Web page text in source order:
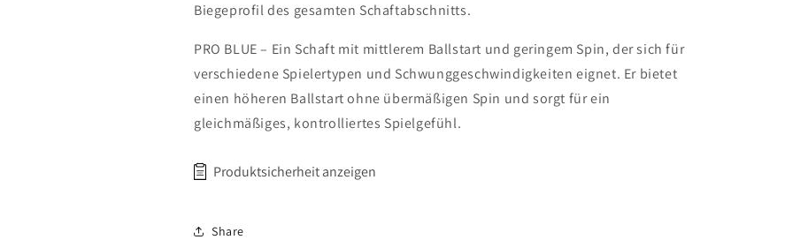
Biegeprofil des gesamten Schaftabschnitts.
PRO BLUE – Ein Schaft mit mittlerem Ballstart und geringem Spin, der sich für
verschiedene Spielertypen und Schwunggeschwindigkeiten eignet. Er bietet
einen höheren Ballstart ohne übermäßigen Spin und sorgt für ein
gleichmäßiges, kontrolliertes Spielgefühl.
Produktsicherheit anzeigen
Hersteller: Fujikura Golf, 1819 Aston Ave, Suite 101, Carlsbad, California
Share